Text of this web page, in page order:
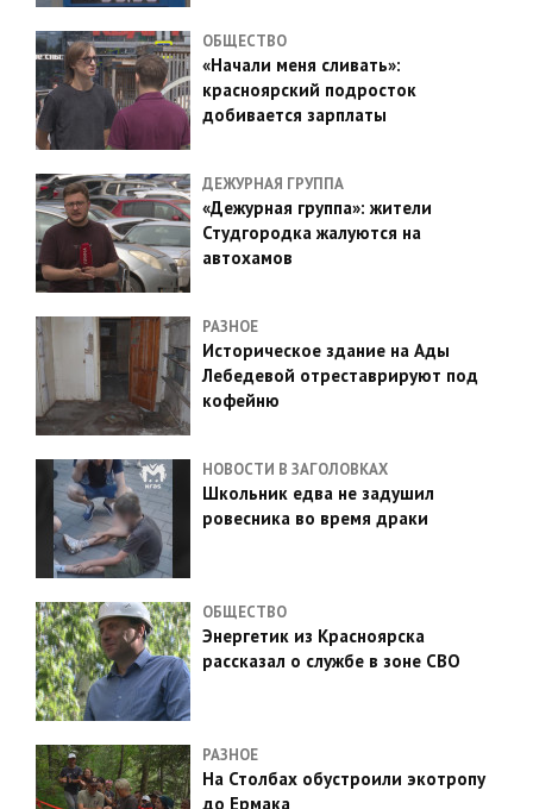
ОБЩЕСТВО
«Начали меня сливать»:
красноярский подросток
добивается зарплаты
ДЕЖУРНАЯ ГРУППА
«Дежурная группа»: жители
Студгородка жалуются на
автохамов
РАЗНОЕ
Историческое здание на Ады
Лебедевой отреставрируют под
кофейню
НОВОСТИ В ЗАГОЛОВКАХ
Школьник едва не задушил
ровесника во время драки
ОБЩЕСТВО
Энергетик из Красноярска
рассказал о службе в зоне СВО
РАЗНОЕ
На Столбах обустроили экотропу
до Ермака